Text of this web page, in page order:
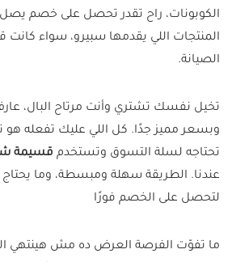
المنتجات اللي يقدمها سبيرو، سواء
الصيانة.
تخيل نفسك تشتري وأنت مرتاح البال،
وبسعر مميز جدًا. كل اللي عليك تفعله هو
تحتاجه لسلة التسوق وتستخدم قسيمة
عندنا. الطريقة سهلة ومبسطة، وما
لتحصل على الخصم فورًا
ما تفوّت الفرصة العرض ده مش هينتهي